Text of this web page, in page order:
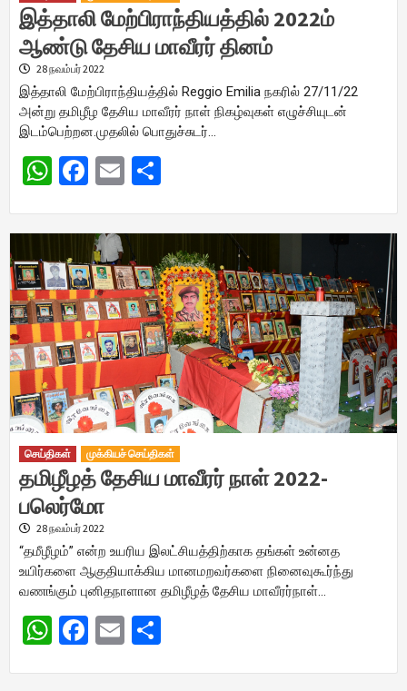
இத்தாலி மேற்பிராந்தியத்தில் 2022ம்
ஆண்டு தேசிய மாவீரர் தினம்
28 நவம்பர் 2022
இத்தாலி மேற்பிராந்தியத்தில் Reggio Emilia நகரில் 27/11/22
அன்று தமிழீழ தேசிய மாவீரர் நாள் நிகழ்வுகள் எழுச்சியுடன்
இடம்பெற்றன.முதலில் பொதுச்சுடர்…
WhatsApp
Facebook
Email
செய்திகள் முக்கியச் செய்திகள்
தமிழீழத் தேசிய மாவீரர் நாள் 2022-
பலெர்மோ
28 நவம்பர் 2022
“தமீழீழம்” என்ற உயரிய இலட்சியத்திற்காக தங்கள் உன்னத
உயிர்களை ஆகுதியாக்கிய மானமறவர்களை நினைவுகூர்ந்து
வணங்கும் புனிதநாளான தமிழீழத் தேசிய மாவீரர்நாள்…
WhatsApp
Facebook
Email